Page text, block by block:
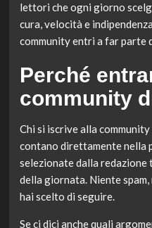
lettori che ogni giorno
cura, velocità e
community entri a far parte
Perché
community
Chi si iscrive alla
contano direttamente nella
selezionate dalla
della giornata. Niente
hai scelto di seguire.
Se ci dici anche quali